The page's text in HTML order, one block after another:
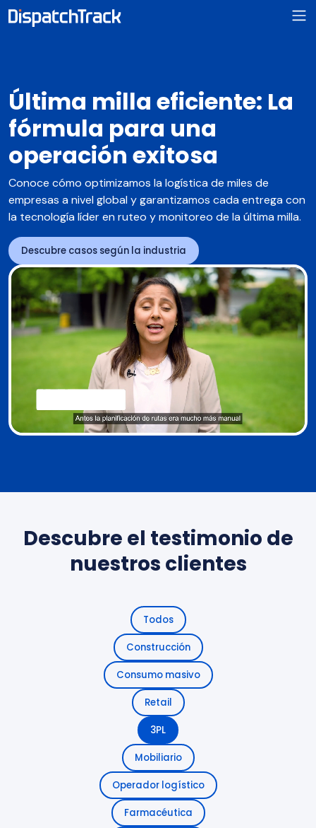
Última milla eficiente: La
fórmula para una
operación exitosa
Conoce cómo optimizamos la logística de miles de
empresas a nivel global y garantizamos cada entrega con
la tecnología líder en ruteo y monitoreo de la última milla.
Descubre casos según la industria
Descubre el testimonio de
nuestros clientes
Todos
Construcción
Consumo masivo
Retail
3PL
Mobiliario
Operador logístico
Farmacéutica